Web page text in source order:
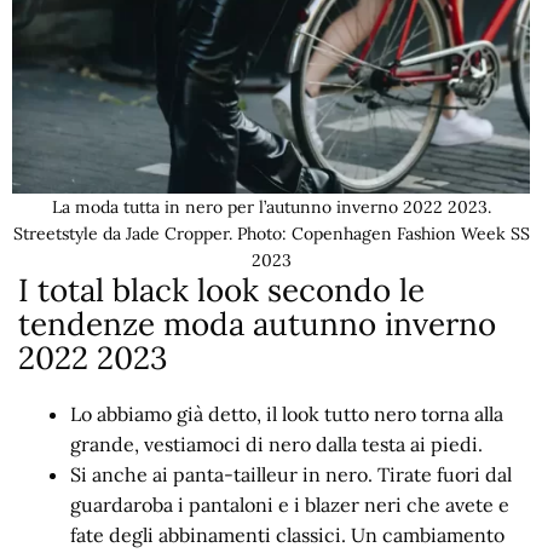
La moda tutta in nero per l’autunno inverno 2022 2023.
Streetstyle da Jade Cropper. Photo: Copenhagen Fashion Week SS
2023
I total black look secondo le
tendenze moda autunno inverno
2022 2023
Lo abbiamo già detto, il look tutto nero torna alla
grande, vestiamoci di nero dalla testa ai piedi.
Si anche ai panta-tailleur in nero. Tirate fuori dal
guardaroba i pantaloni e i blazer neri che avete e
fate degli abbinamenti classici. Un cambiamento